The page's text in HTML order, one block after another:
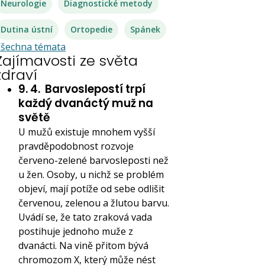
Neurologie Diagnostické metody
Dutina ústní Ortopedie Spánek
témata
ze světa
9. 4. Barvoslepostí trpí
každý dvanáctý muž na
světě
U mužů existuje mnohem vyšší
pravděpodobnost rozvoje
červeno-zelené barvosleposti než
u žen. Osoby, u nichž se problém
objeví, mají potíže od sebe odlišit
červenou, zelenou a žlutou barvu.
Uvádí se, že tato zraková vada
postihuje jednoho muže z
dvanácti. Na vině přitom bývá
chromozom X, který může nést